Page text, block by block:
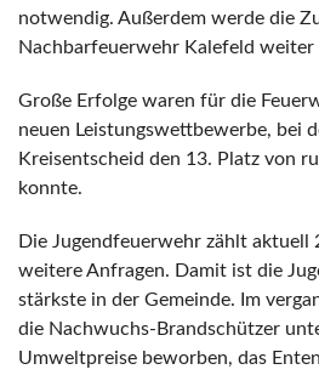
notwendig. Außerdem werde die
Nachbarfeuerwehr Kalefeld
Große Erfolge waren für die
neuen Leistungswettbewerbe, bei
Kreisentscheid den 13. Platz von
konnte.
Die Jugendfeuerwehr zählt
weitere Anfragen. Damit ist die
stärkste in der Gemeinde. Im
die Nachwuchs-Brandschützer
Umweltpreise beworben, das